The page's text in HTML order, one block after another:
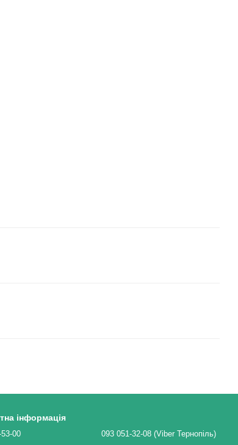
інформація
00
093 051-32-08 (Viber Тернопіль)